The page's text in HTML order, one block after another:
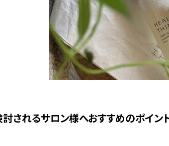
されるサロン様へおすすめのポイン